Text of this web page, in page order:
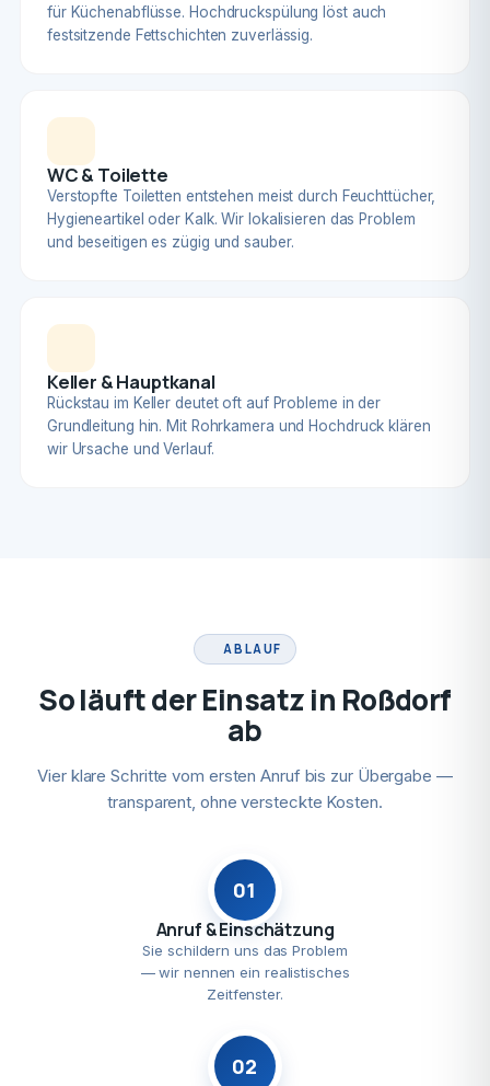
für Küchenabflüsse. Hochdruckspülung löst auch
festsitzende Fettschichten zuverlässig.
WC & Toilette
Verstopfte Toiletten entstehen meist durch Feuchttücher,
Hygieneartikel oder Kalk. Wir lokalisieren das Problem
und beseitigen es zügig und sauber.
Keller & Hauptkanal
Rückstau im Keller deutet oft auf Probleme in der
Grundleitung hin. Mit Rohrkamera und Hochdruck klären
wir Ursache und Verlauf.
ABLAUF
So läuft der Einsatz in Roßdorf
ab
Vier klare Schritte vom ersten Anruf bis zur Übergabe —
transparent, ohne versteckte Kosten.
01
Anruf & Einschätzung
Sie schildern uns das Problem
— wir nennen ein realistisches
Zeitfenster.
02